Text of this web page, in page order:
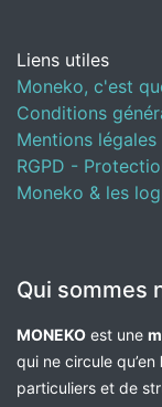
Liens utiles
Moneko, c'est
Conditions
Mentions légales
RGPD -
Moneko & les
Qui sommes
MONEKO est une
qui ne circule qu’en
particuliers et de